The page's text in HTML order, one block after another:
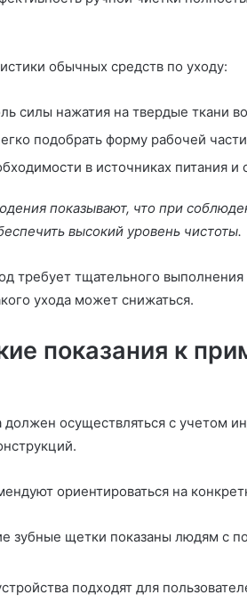
обычных средств по уходу:
силы нажатия на твердые ткани
подобрать форму рабочей
в источниках питания
показывают, что при
высокий уровень чистоты.
требует тщательного
ухода может снижаться.
показания к
осуществляться с учетом
ориентироваться на
зубные щетки показаны людям с
подходят для